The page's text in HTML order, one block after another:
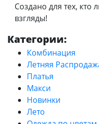
Создано для тех,
взгляды!
Категории:
Комбинация
Летняя
Платья
Макси
Новинки
Лето